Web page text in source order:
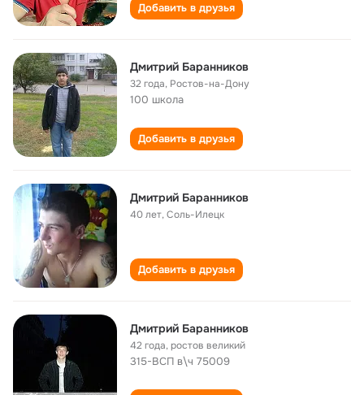
Добавить в друзья
Дмитрий Баранников
32 года, Ростов-на-Дону
100 школа
Добавить в друзья
Дмитрий Баранников
40 лет,Соль-Илецк
Добавить в друзья
Дмитрий Баранников
42 года,ростов великий
315-ВСП в\ч 75009